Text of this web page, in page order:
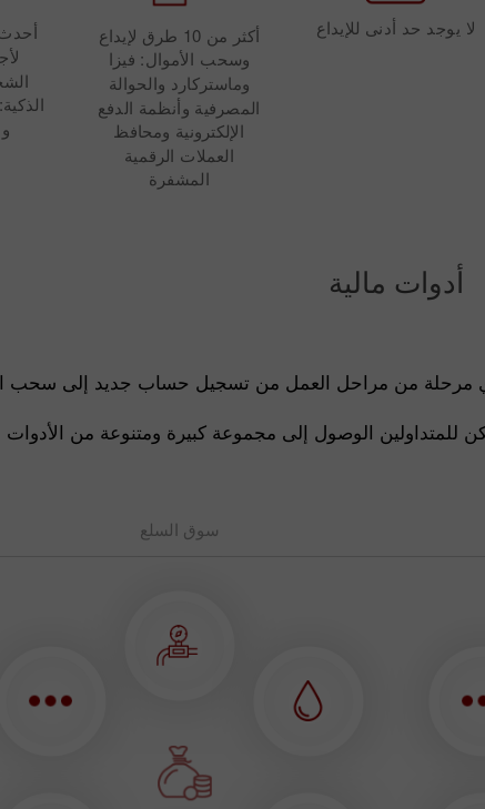
لا يوجد حد أدنى للإيداع
أكثر من 10 طرق لإيداع
وسحب الأموال: فيزا
وماستركارد والحوالة
المصرفية وأنظمة الدفع
الإلكترونية ومحافظ
العملات الرقمية
المشفرة
أدوات مالية
مرحلة من مراحل العمل من تسجيل حساب جديد إلى سحب
الوصول إلى مجموعة كبيرة ومتنوعة من الأدوات
سوق السلع